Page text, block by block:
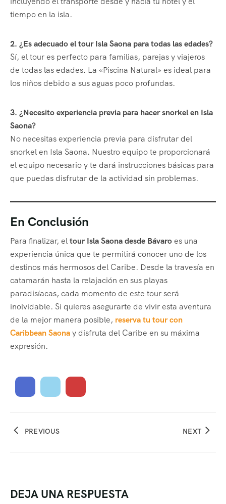
tiempo en la isla.
2. ¿Es adecuado el tour Isla Saona para todas las edades?
Sí, el tour es perfecto para familias, parejas y viajeros
de todas las edades. La «Piscina Natural» es ideal para
los niños debido a sus aguas poco profundas.
3. ¿Necesito experiencia previa para hacer snorkel en Isla
Saona?
No necesitas experiencia previa para disfrutar del
snorkel en Isla Saona. Nuestro equipo te proporcionará
el equipo necesario y te dará instrucciones básicas para
que puedas disfrutar de la actividad sin problemas.
En Conclusión
Para finalizar, eltour Isla Saona desde Bávaroes una
experiencia única que te permitirá conocer uno de los
destinos más hermosos del Caribe. Desde la travesía en
catamarán hasta la relajación en sus playas
paradisíacas, cada momento de este tour será
inolvidable. Si quieres asegurarte de vivir esta aventura
de la mejor manera posible, reserva tu tour con
Caribbean Saonay disfruta del Caribe en su máxima
expresión.
PREVIOUS NEXT
DEJA UNA RESPUESTA